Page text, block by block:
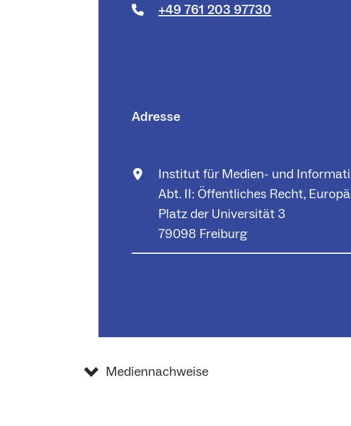
+49 761 203 97730
Adresse
Institut für Medien- und
Abt. II: Öffentliches Recht,
Platz der Universität 3
79098 Freiburg
Mediennachweise